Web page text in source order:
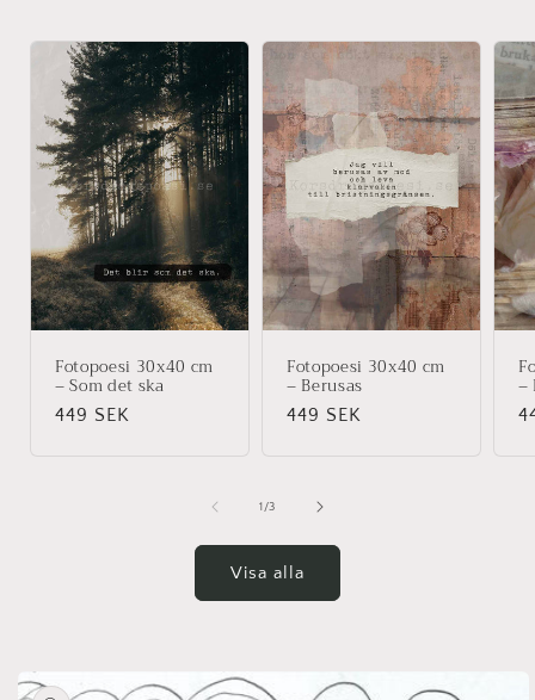
Fotopoesi 30x40 cm
– Som det ska
Ordinarie
449 SEK
Fotopoesi 30x40 cm
– Berusas
Ordinarie
449 SEK
–
1 /av
3
Visa alla
vidare till